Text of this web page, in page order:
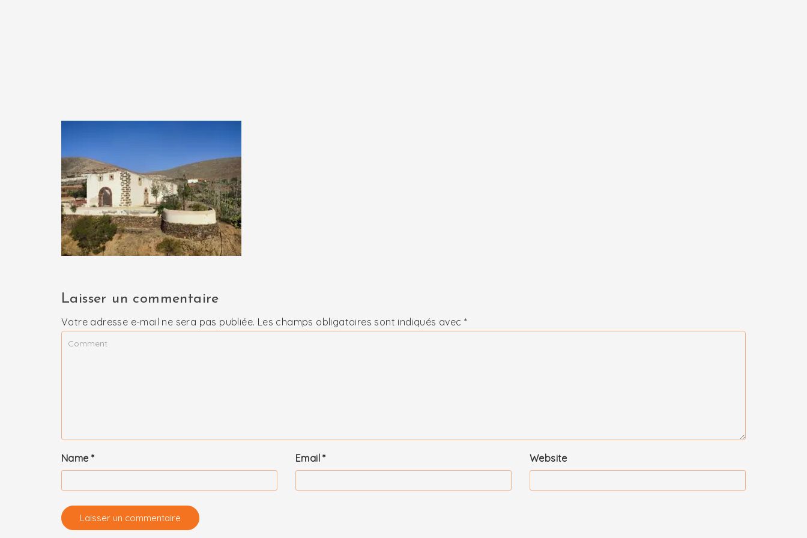
Laisser un commentaire
Votre adresse e-mail ne sera pas publiée. Les champs obligatoires sont indiqués avec*
Name * Email* Website